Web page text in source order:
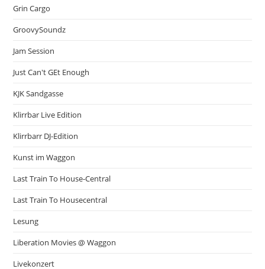
Grin Cargo
GroovySoundz
Jam Session
Just Can't GEt Enough
KJK Sandgasse
Klirrbar Live Edition
Klirrbarr DJ-Edition
Kunst im Waggon
Last Train To House-Central
Last Train To Housecentral
Lesung
Liberation Movies @ Waggon
Livekonzert